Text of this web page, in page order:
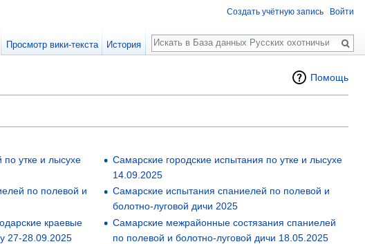
Помощь
по утке и лысухе
по полевой и
краевые
27-28.09.2025
Самарские городские испытания по утке и лысухе
14.09.2025
Самарские испытания спаниелей по полевой и
болотно-луговой дичи 2025
Самарские межрайонные состязания спаниелей
по полевой и болотно-луговой дичи 18.05.2025
Создать учётную запись Войти
Просмотр вики-текста История
Поиск